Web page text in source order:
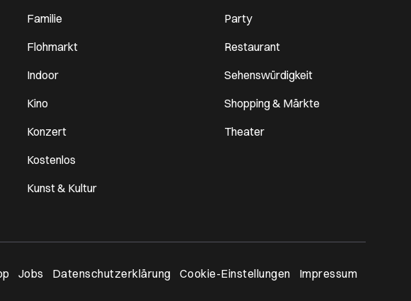
Familie
Flohmarkt
Indoor
Kino
Konzert
Kostenlos
Kunst & Kultur
Party
Restaurant
Sehenswürdigkeit
Shopping & Märkte
Theater
Jobs Öffnet ein neues Browser-Tab
Datenschutzerklärung Cookie-Einstellungen Impressum